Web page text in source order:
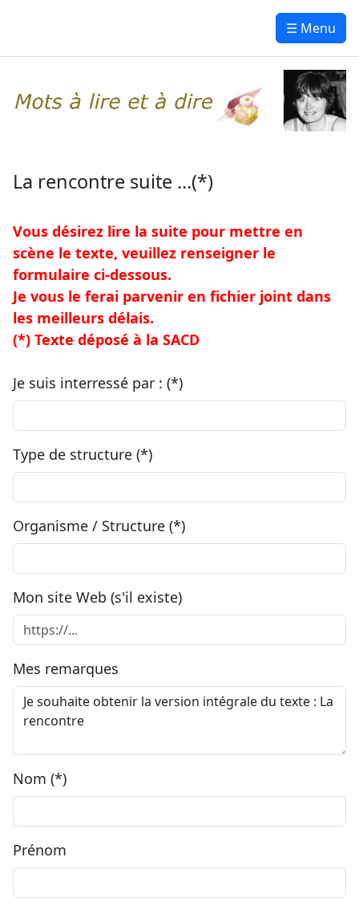
☰ Menu
La rencontre suite ...(*)
Vous désirez lire la suite pour mettre en
scène le texte, veuillez renseigner le
formulaire ci-dessous.
Je vous le ferai parvenir en fichier joint dans
les meilleurs délais.
(*) Texte déposé à la SACD
Je suis interressé par : (*)
Type de structure (*)
Organisme / Structure (*)
Mon site Web (s'il existe)
Mes remarques
Nom (*)
Prénom